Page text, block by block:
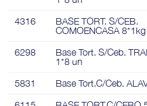
4316
BASE TORT. S/CEB.
COMOENCASA 8*1kg
6298
Base Tort. S/Ceb.
1*8 un
5831 Base Tort.C/Ceb.